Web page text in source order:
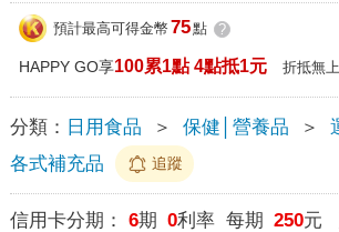
預計最高可得金幣 75點 ?
HAPPY GO享100累1點 4點抵1元 折抵無
分類： 日用食品 ＞ 保健│營養品 ＞
各式補充品
追蹤
信用卡分期： 6期 0利率 每期 250元